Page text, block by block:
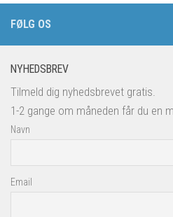
FØLG OS
NYHEDSBREV
Tilmeld dig nyhedsbrevet gratis.
1-2 gange om måneden får du en
Navn
Email